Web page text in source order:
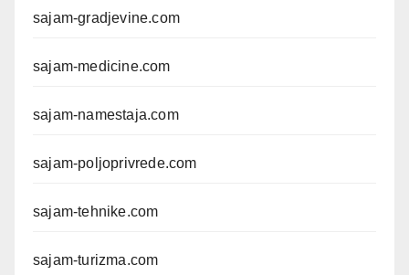
sajam-gradjevine.com
sajam-medicine.com
sajam-namestaja.com
sajam-poljoprivrede.com
sajam-tehnike.com
sajam-turizma.com